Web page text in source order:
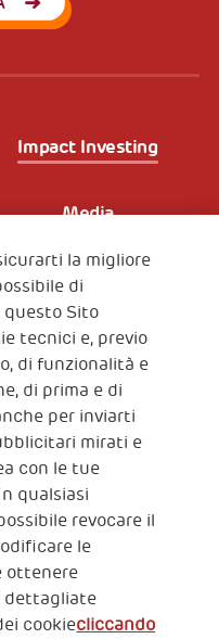
Impact Investing
Media
Net
34132
la migliore
di
questo Sito
tecnici e, previo
di funzionalità e
di prima e di
per inviarti
mirati e
con le tue
qualsiasi
revocare il
le
ottenere
dettagliate
cookiecliccando